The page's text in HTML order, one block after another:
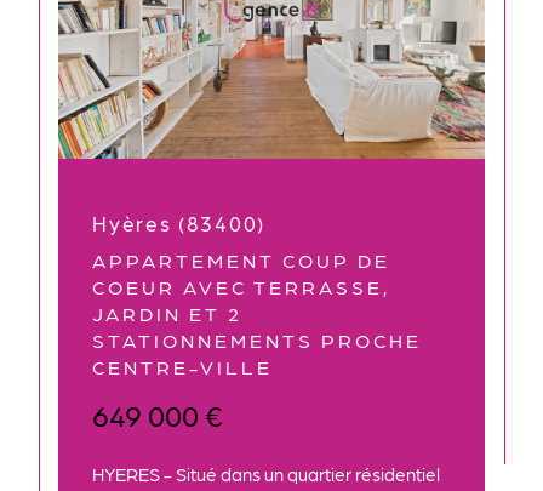
Hyères (83400)
APPARTEMENT COUP DE
COEUR AVEC TERRASSE,
JARDIN ET 2
STATIONNEMENTS PROCHE
CENTRE-VILLE
649 000 €
HYERES - Situé dans un quartier résidentiel